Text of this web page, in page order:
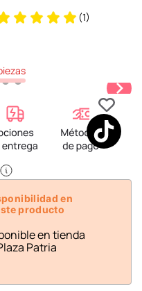
(1)
en
producto
en tienda
Patria